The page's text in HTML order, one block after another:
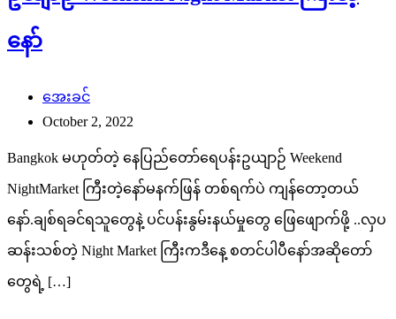
နော်
အေးခင်
October 2, 2022
Bangkok မဟုတ်တဲ့ နေပြည်တော်ရေပန်းဥယျာဉ် Weekend
NightMarket ကြီးတဲ့နော်မနက်ဖြန် တစ်ရက်ပဲ ကျန်တော့တယ်
နော်.ချစ်ရခင်ရသူတွေနဲ့ ပင်ပန်းနွမ်းနယ်မှုတွေ ဖြေဖျောက်ဖို့ ..လှပ
ဆန်းသစ်တဲ့ Night Market ကြီးကဒီနေ့ စတင်ပါပီနော်အဆိုတော်
တွေရဲ့ […]